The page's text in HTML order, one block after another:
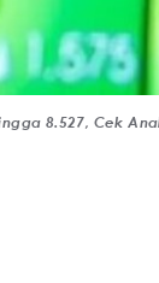
8.527, Cek